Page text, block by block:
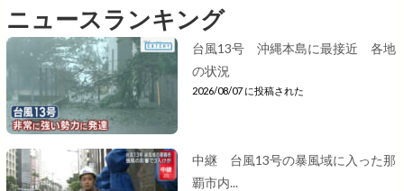
ニュースランキング
台風13号 沖縄本島に最接近 各地
の状況
2026/08/07 に投稿された
中継 台風13号の暴風域に入った那
覇市内...